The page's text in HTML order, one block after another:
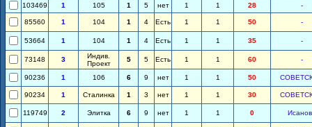
103469 1 105 1 5 нет 1 1 28 -
85560 1 104 1 4 Есть 1 1 50 -
53664 1 104 1 4 Есть 1 1 35 -
73148 3
Индив.
Проект
5 5 Есть 1 1 60 -
90236 1 106 6 9 нет 1 1 50
90234 1 Сталинка 1 3 нет 1 1 30
119749 2 Элитка 6 9 нет 1 1 0